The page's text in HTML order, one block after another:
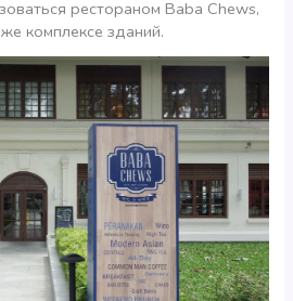
рестораном Baba Chews,
комплексе зданий.